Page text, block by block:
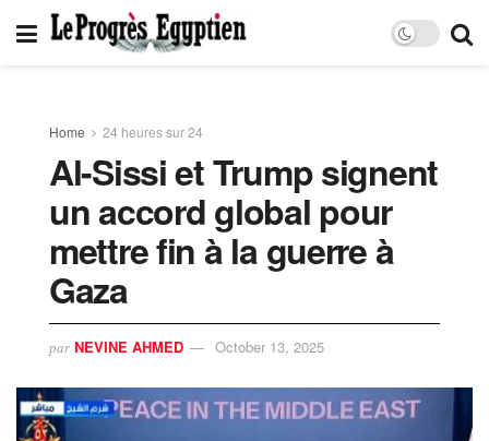
Home 24 heures sur 24
Al-Sissi et Trump signent
un accord global pour
mettre fin à la guerre à
Gaza
par NEVINE AHMED October 13, 2025